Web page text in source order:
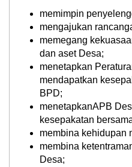
memimpin
mengajukan
memegang
dan aset Desa;
menetapkan
mendapatkan
BPD;
menetapkanAPB
kesepakatan
membina kehidupan
membina
Desa;